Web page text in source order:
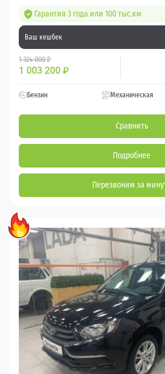
Гарантия 3 года или 100 тыс.км
Ваш кешбек
1 324 000 ₽
1 003 200 ₽
Бензин Механическая
Сравнить
Подробнее
Перезвоним за